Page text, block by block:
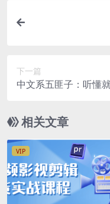
下一篇
中文系五匪子：听懂
相关文章
VIP